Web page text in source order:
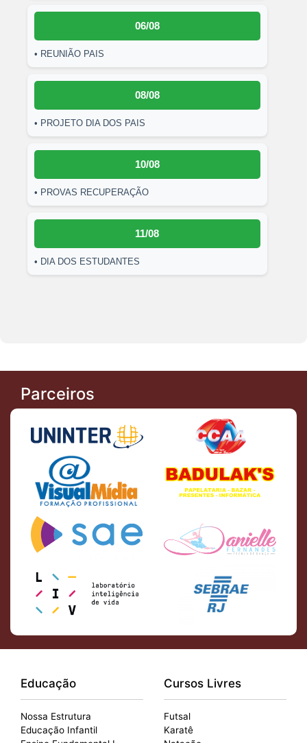
06/08
• REUNIÃO PAIS
08/08
• PROJETO DIA DOS PAIS
10/08
• PROVAS RECUPERAÇÃO
11/08
• DIA DOS ESTUDANTES
Parceiros
Educação
Nossa Estrutura
Educação Infantil
Cursos Livres
Futsal
Karatê